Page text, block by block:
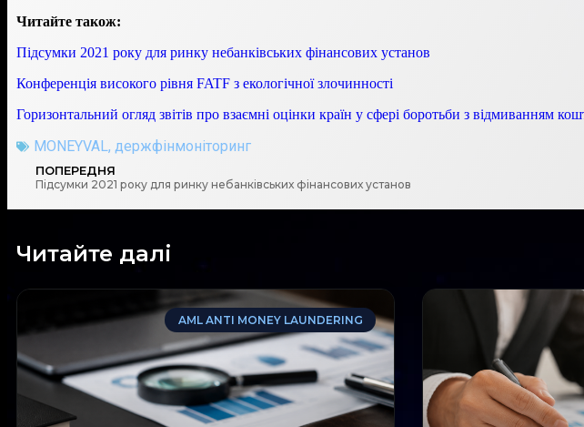
Читайте також:
Підсумки 2021 року для ринку небанківських фінансових установ
Конференція високого рівня FATF з екологічної злочинності
Горизонтальний огляд звітів про взаємні оцінки країн у сфері боротьби з відмиванням
MONEYVAL, держфінмоніторинг
ПОПЕРЕДНЯ
Підсумки 2021 року для ринку небанківських фінансових установ
Читайте далі
AML ANTI MONEY LAUNDERING